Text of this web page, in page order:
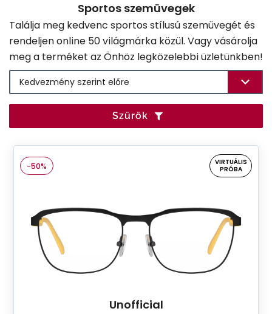
Sportos szemüvegek
Találja meg kedvenc sportos stílusú szemüvegét és
rendeljen online 50 világmárka közül. Vagy vásárolja
meg a terméket az Önhöz legközelebbi üzletünkben!
Szűrők
-50%
VIRTUÁLIS
PRÓBA
Unofficial